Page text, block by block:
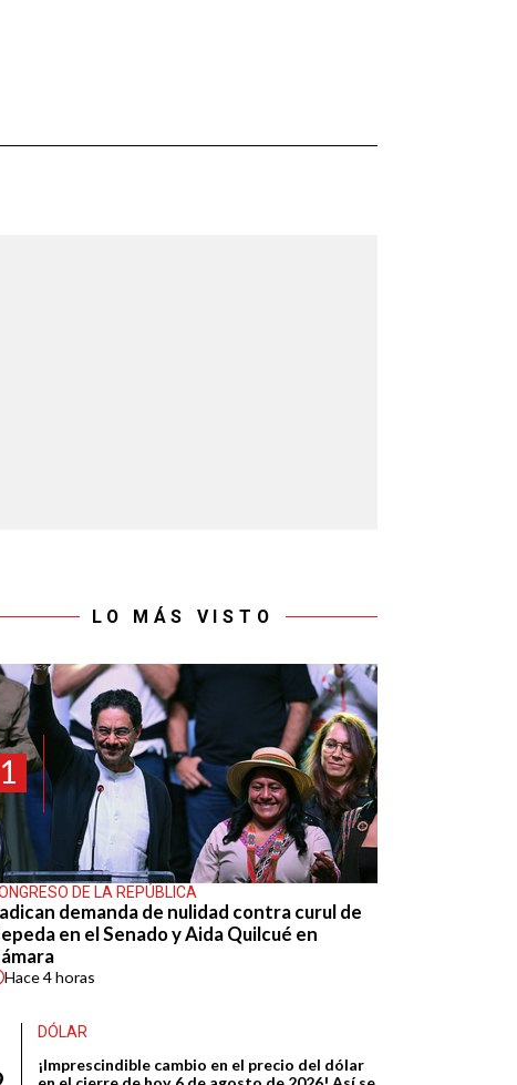
LO MÁS VISTO
1
DE LA REPÚBLICA
demanda de nulidad contra curul de
en el Senado y Aida Quilcué en
Hace4 horas
DÓLAR
¡Imprescindible cambio en el precio del dólar